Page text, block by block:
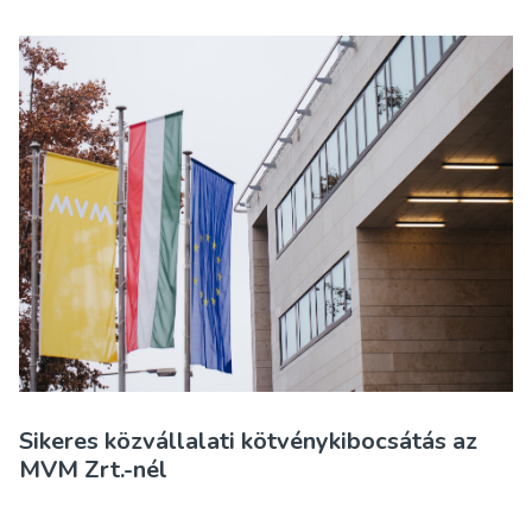
Sikeres közvállalati kötvénykibocsátás az
MVM Zrt.-nél